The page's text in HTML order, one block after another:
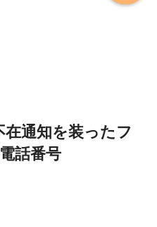
在通知を装ったフ
話番号